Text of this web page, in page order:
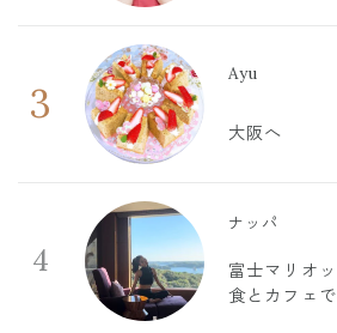
3
Ayu
大阪へ
4
ナッパ
富士マリオ
食とカフェ